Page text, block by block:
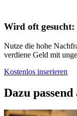
Wird oft
Nutze die hohe
verdiene Geld mit
Kostenlos inserieren
Dazu